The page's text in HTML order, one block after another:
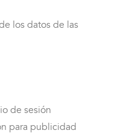
los datos de las
de sesión
para publicidad